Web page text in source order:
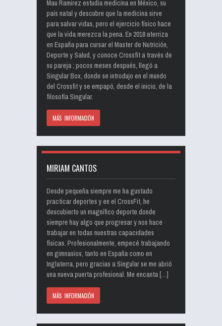
Mau Ramirez estudia medicina en México, su
país natal y descubre que la medicina sirve
para salvar vidas, pero el ejercicio físico hace
que la vida merezca la pena. En 2018 aterriza
en España para cursar el Master de Nutrición,
Deporte y Salud, y conoce Crossfit a través de
su pareja ; pocos meses después, llegó a
Singular Box, donde se introdujo en el mundo
del Crossfit y se empapó, desde el inicio, de la
filosofía Singular.
MÁS INFORMACIÓN
MIRIAM CANTOS
Desde pequeña siempre me ha gustado
practicar deportes y en el CrossFit, he
descubierto un magnífico deporte donde
siempre hay algo que progresar y nos hace
trabajar en todas nuestras capacidades
físicas. Profesionalmente, empecé trabajando
en gimnasios, tanto en España como en
Inglaterra, pero gracias a Singular se me abrió
una nueva puerta profesional. Me encanta […]
MÁS INFORMACIÓN